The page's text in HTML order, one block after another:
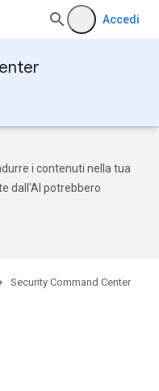
Accedi
i contenuti nella tua
dall'AI potrebbero
Security Command Center